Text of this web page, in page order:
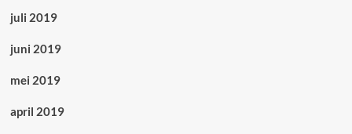
juli 2019
juni 2019
mei 2019
april 2019